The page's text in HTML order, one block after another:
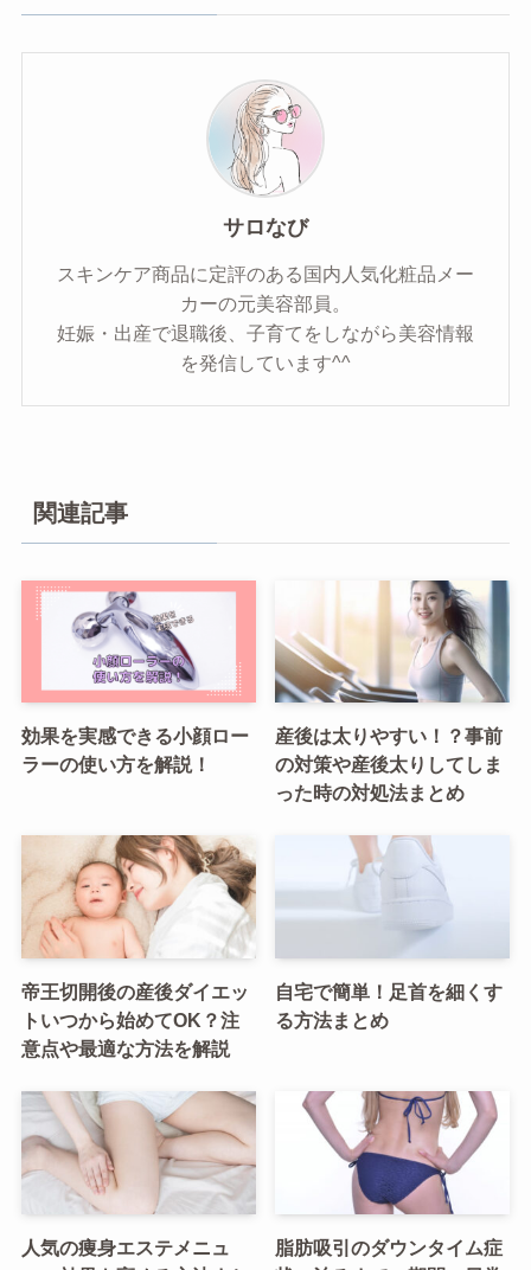
サロなび
スキンケア商品に定評のある国内人気化粧品メー
カーの元美容部員。
妊娠・出産で退職後、子育てをしながら美容情報
を発信しています^^
関連記事
効果を実感できる小顔ロー
ラーの使い方を解説！
産後は太りやすい！？事前
の対策や産後太りしてしま
った時の対処法まとめ
帝王切開後の産後ダイエッ
トいつから始めてOK？注
意点や最適な方法を解説
自宅で簡単！足首を細くす
る方法まとめ
人気の痩身エステメニュ
脂肪吸引のダウンタイム症